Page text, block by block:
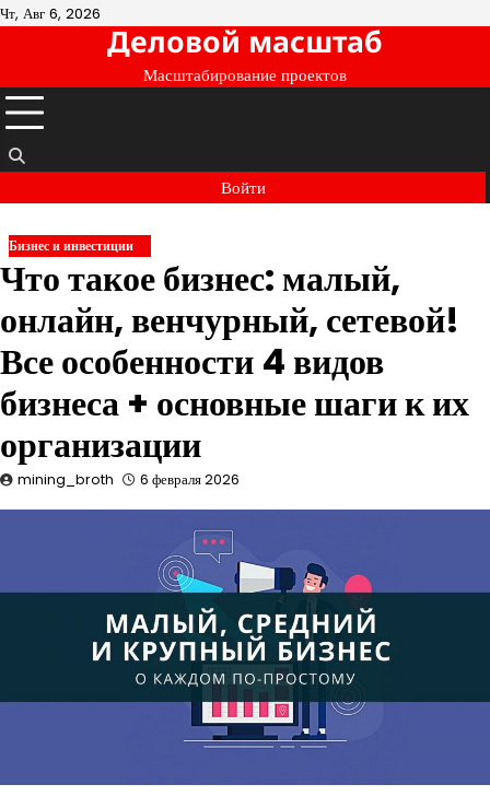
Перейти
Чт, Авг 6, 2026
Деловой масштаб
Масштабирование проектов
Войти
Бизнес и инвестиции
Что такое бизнес: малый,
онлайн, венчурный, сетевой!
Все особенности 4 видов
бизнеса + основные шаги к их
организации
mining_broth 6 февраля 2026